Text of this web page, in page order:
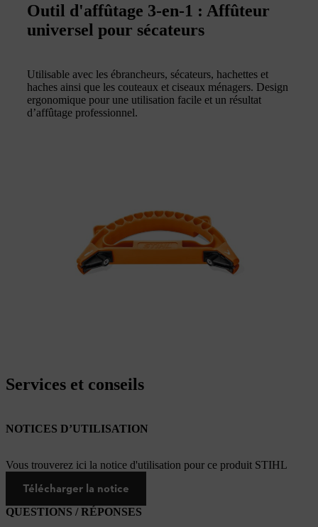
Outil d'affûtage 3-en-1 : Affûteur
universel pour sécateurs
Utilisable avec les ébrancheurs, sécateurs, hachettes et
haches ainsi que les couteaux et ciseaux ménagers. Design
ergonomique pour une utilisation facile et un résultat
d’affûtage professionnel.
Services et conseils
NOTICES D’UTILISATION
Vous trouverez ici la notice d'utilisation pour ce produit STIHL
Télécharger la notice
QUESTIONS / RÉPONSES